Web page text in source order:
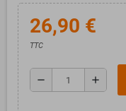
26,90 €
TTC
remove add